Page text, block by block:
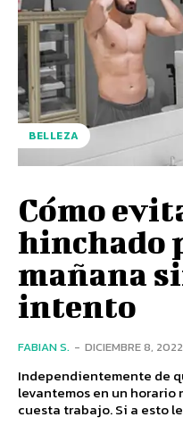
BELLEZA
Cómo
hinchado
mañana
intento
FABIAN S. - DICIEMBRE 8, 2022
Independientemente de
levantemos en un horario
cuesta trabajo. Si a esto